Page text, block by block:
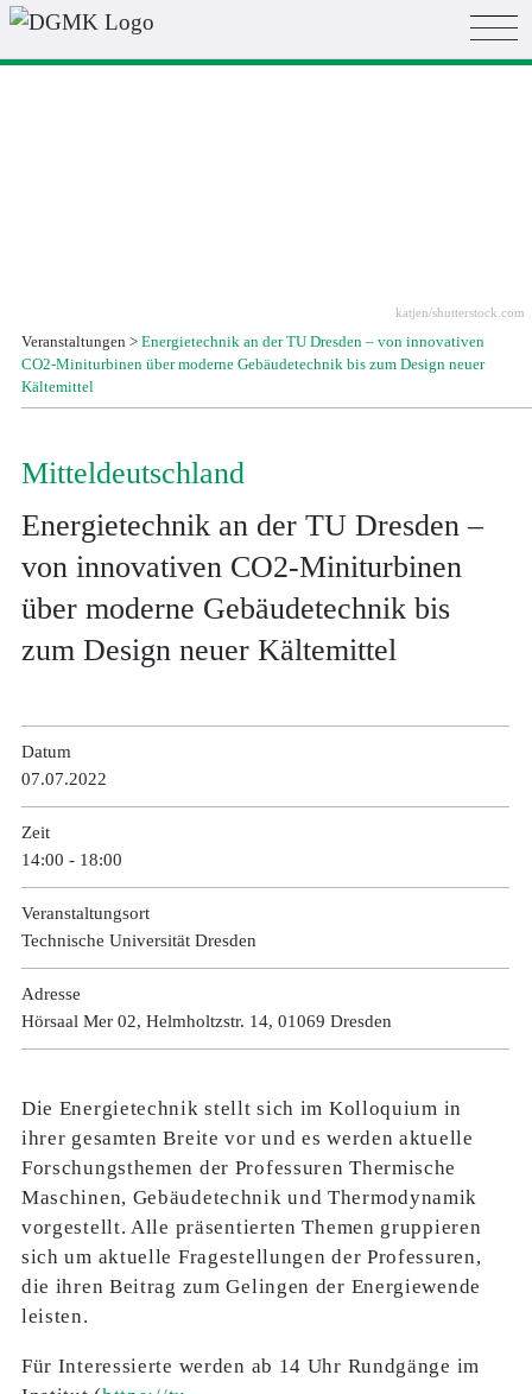
katjen/shutterstock.com
Veranstaltungen > Energietechnik an der TU Dresden – von innovativen
CO2-Miniturbinen über moderne Gebäudetechnik bis zum Design neuer
Kältemittel
Mittel­deutsch­land
Energietechnik an der TU Dresden –
von innovativen CO2-Miniturbinen
über moderne Gebäudetechnik bis
zum Design neuer Kältemittel
Datum
07.07.­2022
Zeit
14:00 - 18:00
Veranstaltungsort
Technische Universität Dresden
Adresse
Hörsaal Mer 02, Helmholtzstr. 14, 01069 Dresden
Die Energietechnik stellt sich im Kolloquium in
ihrer gesamten Breite vor und es werden aktuelle
Forschungsthemen der Professuren Thermische
Maschinen, Gebäudetechnik und Thermodynamik
vorgestellt. Alle präsentierten Themen gruppieren
sich um aktuelle Fragestellungen der Professuren,
die ihren Beitrag zum Gelingen der Energiewende
leisten.
Für Interessierte werden ab 14 Uhr Rundgänge im